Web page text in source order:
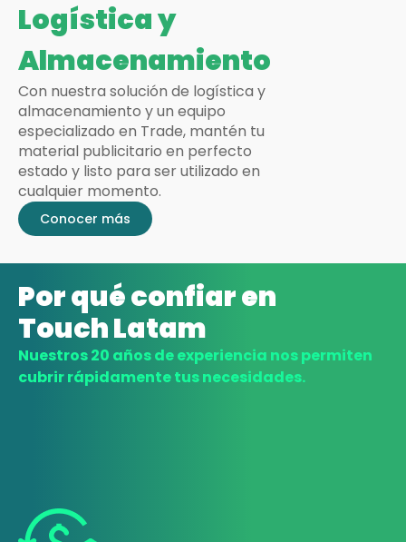
Logística y
Almacenamiento
Con nuestra solución de logística y
almacenamiento y un equipo
especializado en Trade, mantén tu
material publicitario en perfecto
estado y listo para ser utilizado en
cualquier momento.
Conocer más
Por qué confiar en
Touch Latam​
Nuestros 20 años de experiencia nos permiten
cubrir rápidamente tus necesidades.